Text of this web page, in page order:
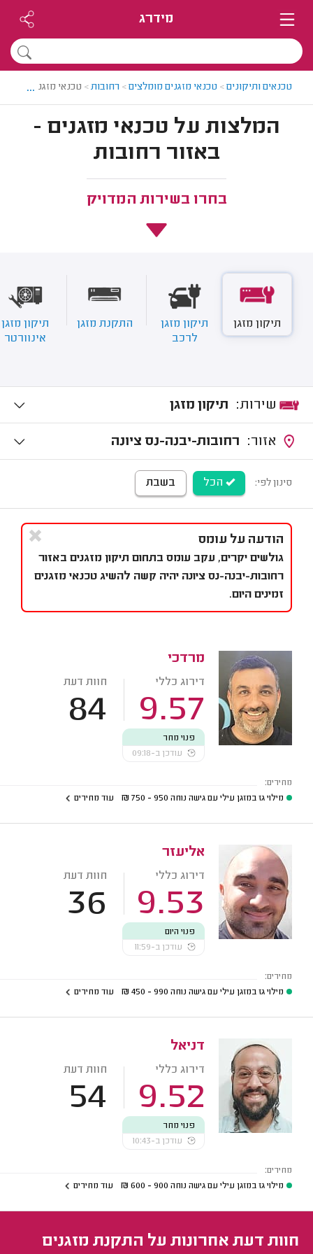
מידרג
טכנאים ותיקונים> טכנאי מזגנים מומלצים> רחובות> טכנאי מזגנים
...
המלצות על טכנאי מזגנים -
באזור רחובות
בחרו בשירות המדויק
תיקון מזגן
תיקון מזגן
לרכב
התקנת מזגן
תיקון מזגן
אינוורטר
תיקון מזגן
רחובות-יבנה-נס ציונה
סינון לפי: הכל בשבת
הודעה על עומס
גולשים יקרים, עקב עומס בתחום תיקון מזגנים באזור
רחובות-יבנה-נס ציונה יהיה קשה להשיג טכנאי מזגנים
זמינים היום.
מרדכי
דירוג כללי
9.57
חוות דעת
84
פנוי מחר
עודכן ב-09:18
מחירים:
מילוי גז במזגן עילי עם גישה נוחה 950 - 750
₪ עוד מחירים
אליעזר
דירוג כללי
9.53
חוות דעת
36
פנוי היום
עודכן ב-11:59
מחירים:
מילוי גז במזגן עילי עם גישה נוחה 990 - 450
₪ עוד מחירים
דניאל
דירוג כללי
9.52
חוות דעת
54
פנוי מחר
עודכן ב-10:43
מחירים:
מילוי גז במזגן עילי עם גישה נוחה 900 - 600
₪ עוד מחירים
חוות דעת אחרונות על התקנת מזגנים